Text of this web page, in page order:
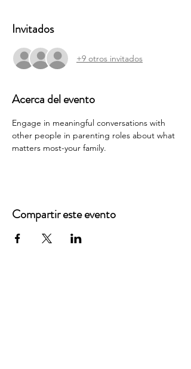
Invitados
+9 otros invitados
Acerca del evento
Engage in meaningful conversations with
other people in parenting roles about what
matters most-your family.
Compartir este evento